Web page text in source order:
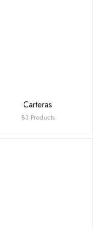
Carteras
83 Products